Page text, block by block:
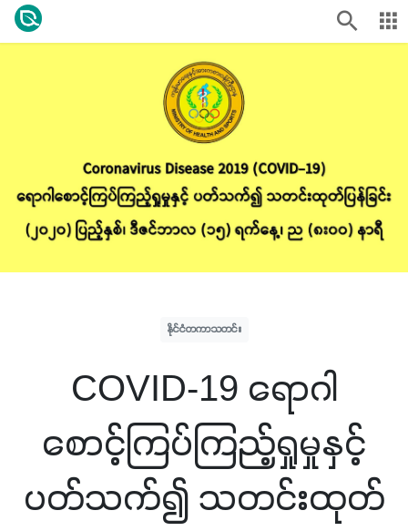
နိုင်ငံတကာသတင်း
COVID-19 ရောဂါ
စောင့်ကြပ်ကြည့်ရှုမှုနှင့်
ပတ်သက်၍ သတင်းထုတ်